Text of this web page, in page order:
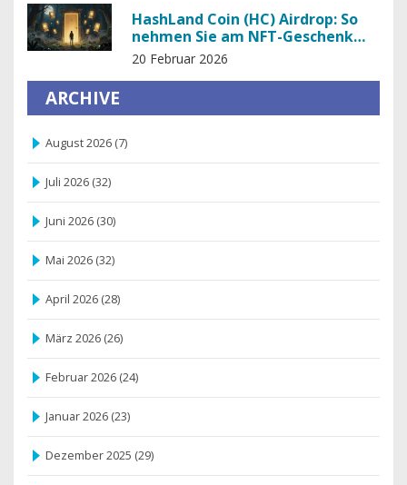
HashLand Coin (HC) Airdrop: So
nehmen Sie am NFT-Geschenk
der HashLand-Kampagne teil
20 Februar 2026
ARCHIVE
August 2026 (7)
Juli 2026 (32)
Juni 2026 (30)
Mai 2026 (32)
April 2026 (28)
März 2026 (26)
Februar 2026 (24)
Januar 2026 (23)
Dezember 2025 (29)